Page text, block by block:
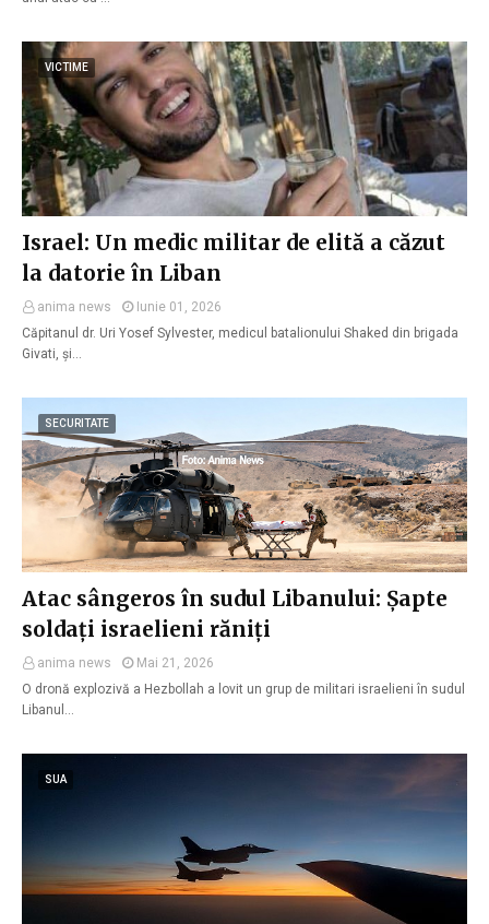
VICTIME
Israel: Un medic militar de elită a căzut
la datorie în Liban
anima news
Iunie 01, 2026
Căpitanul dr. Uri Yosef Sylvester, medicul batalionului Shaked din brigada
Givati, și…
SECURITATE
Atac sângeros în sudul Libanului: Șapte
soldați israelieni răniți
anima news
Mai 21, 2026
O dronă explozivă a Hezbollah a lovit un grup de militari israelieni în sudul
Libanul…
SUA